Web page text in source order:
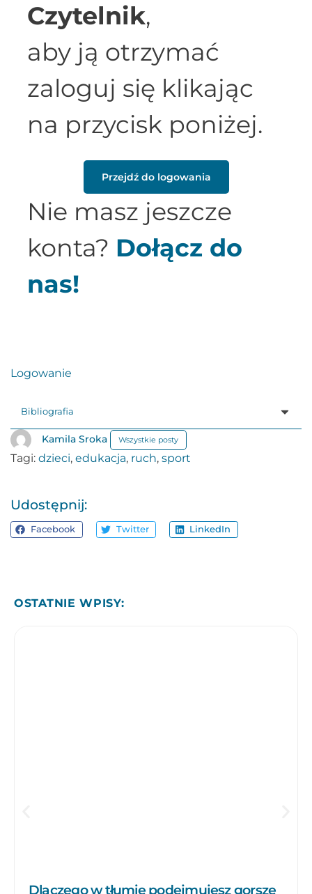
Czytelnik,
aby ją otrzymać
zaloguj się klikając
na przycisk poniżej.
Przejdź do logowania
Nie masz jeszcze
konta? Dołącz do
nas!
Logowanie
Bibliografia
Kamila Sroka Wszystkie posty
Tagi: dzieci, edukacja, ruch, sport
Udostępnij:
Facebook Twitter LinkedIn
OSTATNIE WPISY:
Dlaczego w tłumie podejmujesz gorsze